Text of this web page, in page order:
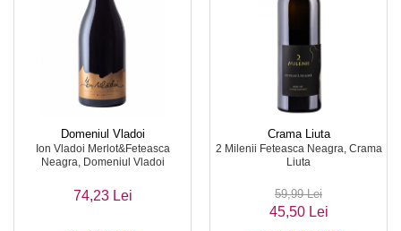
Domeniul Vladoi
Ion Vladoi Merlot&Feteasca
Neagra, Domeniul Vladoi
74,23 Lei
Crama Liuta
2 Milenii Feteasca Neagra, Crama
Liuta
59,99 Lei
45,50 Lei